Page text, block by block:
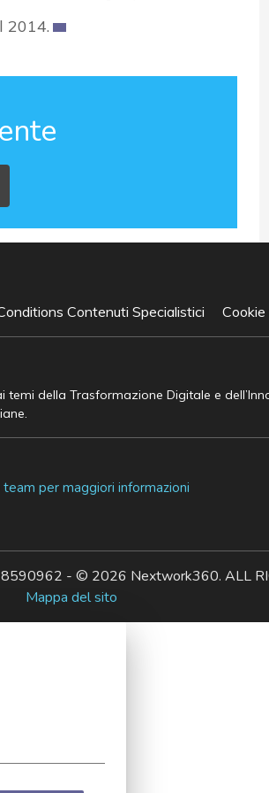
2014.
Contenuti Specialistici
della Trasformazione Digitale e
per maggiori informazioni
- © 2026 Nextwork360. ALL
Mappa del sito